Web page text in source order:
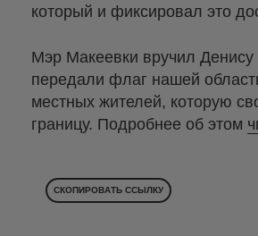
который и фиксировал это
Мэр Макеевки вручил
передали флаг нашей
местных жителей, которую
границу. Подробнее об этом
СКОПИРОВАТЬ ССЫЛКУ